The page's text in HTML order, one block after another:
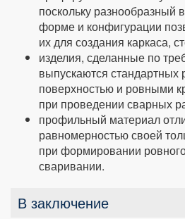
поскольку разнообразный
форме и конфигурации
их для создания каркаса,
изделия, сделанные по
выпускаются стандартных
поверхностью и ровными
при проведении сварных
профильный материал
равномерностью своей
при формировании
сваривании.
В заключение